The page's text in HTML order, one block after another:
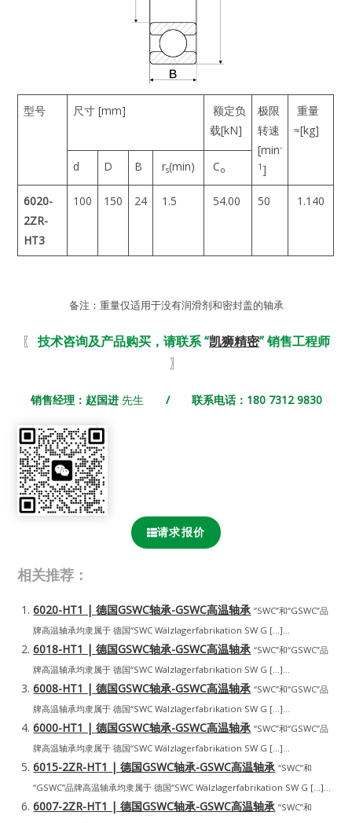
型号 尺寸 [mm]
额定负
载[kN]
极限
转速
[min-
1]
重量
≈[kg]
d D B rs(min) Co
6020-
2ZR-
HT3
100 150 24 1.5 54.00 50 1.140
备注：重量仅适用于没有润滑剂和密封盖的轴承
〖 技术咨询及产品购买，请联系 “凯狮精密” 销售工程师
〗
销售经理：赵国进 先生 / 联系电话：180 7312 9830
请求报价
相关推荐：
6020-HT1 | 德国GSWC轴承-GSWC高温轴承 “SWC”和“GSWC”品
牌高温轴承均隶属于 德国“SWC Wälzlagerfabrikation SW G […]...
6018-HT1 | 德国GSWC轴承-GSWC高温轴承 “SWC”和“GSWC”品
牌高温轴承均隶属于 德国“SWC Wälzlagerfabrikation SW G […]...
6008-HT1 | 德国GSWC轴承-GSWC高温轴承 “SWC”和“GSWC”品
牌高温轴承均隶属于 德国“SWC Wälzlagerfabrikation SW G […]...
6000-HT1 | 德国GSWC轴承-GSWC高温轴承 “SWC”和“GSWC”品
牌高温轴承均隶属于 德国“SWC Wälzlagerfabrikation SW G […]...
6015-2ZR-HT1 | 德国GSWC轴承-GSWC高温轴承 “SWC”和
“GSWC”品牌高温轴承均隶属于 德国“SWC Wälzlagerfabrikation SW G […]...
6007-2ZR-HT1 | 德国GSWC轴承-GSWC高温轴承 “SWC”和